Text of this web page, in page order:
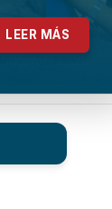
LEER MÁS